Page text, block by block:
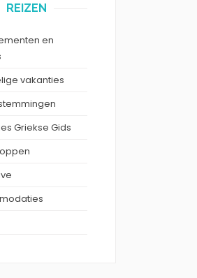
REIZEN
en
vakanties
Griekse Gids